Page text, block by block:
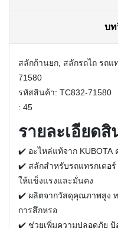
บท
สลักก้านยก, สลักรถไถ รถแ
71580
รหัสสินค้า: TC832-71580
: 45
รายละเอียดสิ
✔️ อะไหล่แท้จาก KUBOTA
✔️ สลักสำหรับรถแทรกเตอร์
ให้แข็งแรงและมั่นคง
✔️ ผลิตจากวัสดุคุณภาพสูง
การสึกหรอ
✔️ ช่วยเพิ่มความปลอดภัย ป้